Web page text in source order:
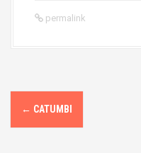
permalink
P
o
← CATUMBI